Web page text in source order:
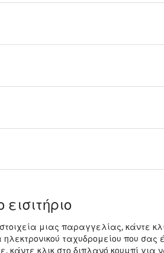
μιας παραγγελίας, κάντε
ταχυδρομείου που σας
κλικ στο διπλανό κουμπί για